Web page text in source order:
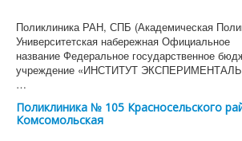
Поликлиника РАН, СПБ (Академическая
Университетская набережная Официальное
название Федеральное государственное
учреждение «ИНСТИТУТ
…
Поликлиника № 105 Красносельского
Комсомольская